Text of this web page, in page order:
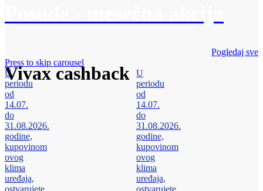
Vivax cashback
Pogledaj sve
Press to skip carousel
U
periodu
od
14.07.
do
31.08.2026.
godine,
kupovinom
ovog
klima
uređaja,
ostvarujete
U
periodu
od
14.07.
do
31.08.2026.
godine,
kupovinom
ovog
klima
uređaja,
ostvarujete